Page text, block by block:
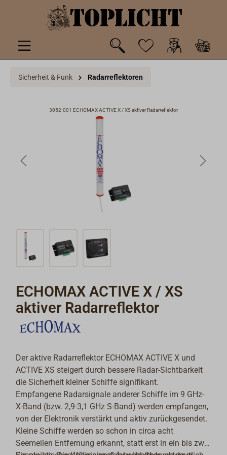
springen
Sicherheit & Funk Radarreflektoren
3052-001 ECHOMAX ACTIVE X / XS aktiver Radarreflektor
ECHOMAX ACTIVE X / XS
aktiver Radarreflektor
Der aktive Radarreflektor ECHOMAX ACTIVE X und
ACTIVE XS steigert durch bessere Radar-Sichtbarkeit
die Sicherheit kleiner Schiffe signifikant.
Empfangene Radarsignale anderer Schiffe im 9 GHz-
X-Band (bzw. 2,9-3,1 GHz S-Band) werden empfangen,
von der Elektronik verstärkt und aktiv zurückgesendet.
Kleine Schiffe werden so schon in circa acht
Seemeilen Entfernung erkannt, statt erst in ein bis zwei